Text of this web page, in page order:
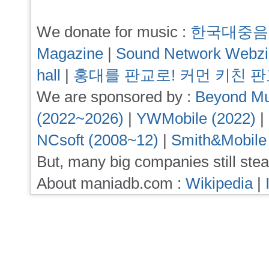
We donate for music : 한국대중
Magazine | Sound Network
hall | 홍대를 판교로! 커먼 키친
We are sponsored by : Beyond
(2022~2026) | YWMobile (2022) |
NCsoft (2008~12) |
But, many big companies still
About maniadb.com : Wikipedia|